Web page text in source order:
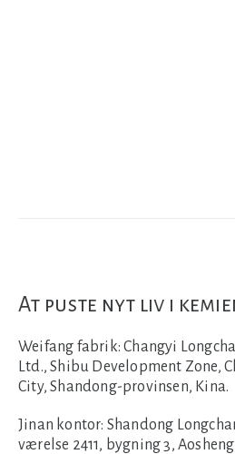
At puste nyt liv i
Weifang fabrik: Changyi
Ltd., Shibu Development Zone,
City, Shandong-provinsen, Kina.
Jinan kontor: Shandong
værelse 2411, bygning 3,